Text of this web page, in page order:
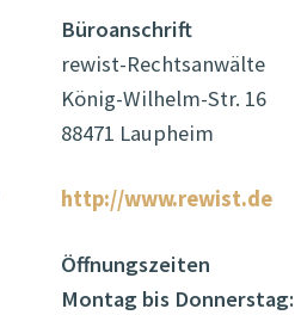
Büroanschrift
rewist-Rechtsanwälte
König-Wilhelm-Str. 16
88471 Laupheim
http://www.rewist.de
Öffnungszeiten
Montag bis Donnerstag: